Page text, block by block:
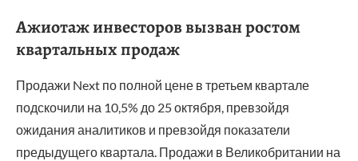
Ажиотаж инвесторов вызван ростом
квартальных продаж
Продажи Next по полной цене в третьем квартале
подскочили на 10,5% до 25 октября, превзойдя
ожидания аналитиков и превзойдя показатели
предыдущего квартала. Продажи в Великобритании на